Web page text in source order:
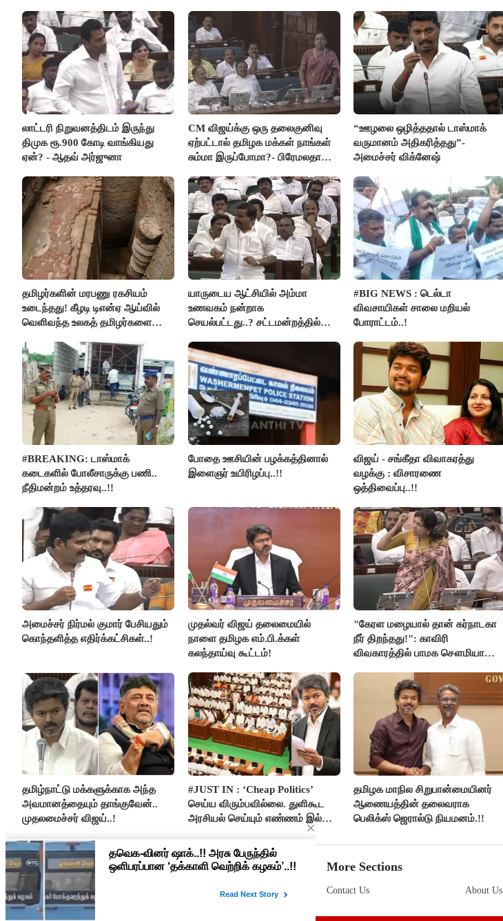
லாட்டரி நிறுவனத்திடம் இருந்து
திமுக ரூ.900 கோடி வாங்கியது
ஏன்? - ஆதவ் அர்ஜுனா
CM விஜய்க்கு ஒரு தலைகுனிவு
ஏற்பட்டால் தமிழக மக்கள் நாங்கள்
சும்மா இருப்போமா?- பிரேமலதா
“ஊழலை ஒழித்ததால் டாஸ்மாக்
வருமானம் அதிகரித்தது”-
அமைச்சர் விக்னேஷ்
தமிழர்களின் மரபணு ரகசியம்
உடைந்தது! கீழடி டிஎன்ஏ ஆய்வில்
வெளிவந்த உலகத் தமிழர்களை
யாருடைய ஆட்சியில் அம்மா
உணவகம் நன்றாக
செயல்பட்டது..? சட்டமன்றத்தில்
#BIG NEWS : டெல்டா
விவசாயிகள் சாலை மறியல்
போராட்டம்..!
#BREAKING: டாஸ்மாக்
கடைகளில் போலீசாருக்கு பணி..
நீதிமன்றம் உத்தரவு..!!
போதை ஊசியின் பழக்கத்தினால்
இளைஞர் உயிரிழப்பு..!!
விஜய் - சங்கீதா விவாகரத்து
வழக்கு : விசாரணை
ஒத்திவைப்பு..!!
அமைச்சர் நிர்மல் குமார் பேசியதும்
கொந்தளித்த எதிர்க்கட்சிகள்..!
முதல்வர் விஜய் தலைமையில்
நாளை தமிழக எம்.பி.க்கள்
கலந்தாய்வு கூட்டம்!
"கேரள மழையால் தான் கர்நாடகா
நீர் திறந்தது!": காவிரி
விவகாரத்தில் பாமக சௌமியா
தமிழ்நாட்டு மக்களுக்காக அந்த
அவமானத்தையும் தாங்குவேன்..
முதலமைச்சர் விஜய்..!
#JUST IN : ‘Cheap Politics’
செய்ய விரும்பவில்லை. துளிகூட
அரசியல் செய்யும் எண்ணம் இல்லை
- உதயநிதிக்கு முதல்வர் விஜய்
பதில்!
தமிழக மாநில சிறுபான்மையினர்
ஆணையத்தின் தலைவராக
பெலிக்ஸ் ஜெரால்டு நியமனம்.!!
More Sections
Contact Us About Us